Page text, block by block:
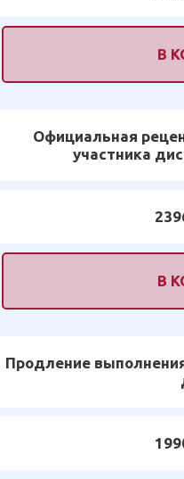
В
Официальная
участника
В
Продление